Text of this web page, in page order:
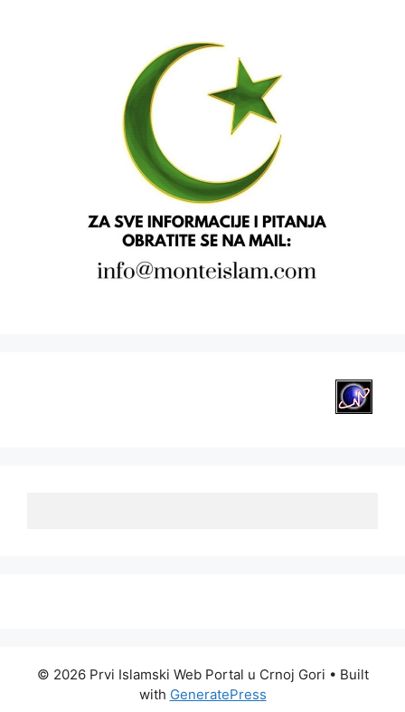
© 2026 Prvi Islamski Web Portal u Crnoj Gori • Built
with GeneratePress